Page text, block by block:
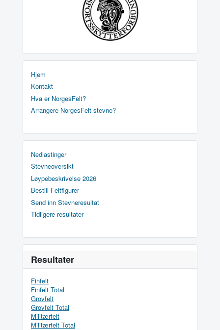
Hjem
Kontakt
Hva er NorgesFelt?
Arrangere NorgesFelt stevne?
Nedlastinger
Stevneoversikt
Løypebeskrivelse 2026
Bestill Feltfigurer
Send inn Stevneresultat
Tidligere resultater
Resultater
Finfelt
Finfelt Total
Grovfelt
Grovfelt Total
Militærfelt
Militærfelt Total